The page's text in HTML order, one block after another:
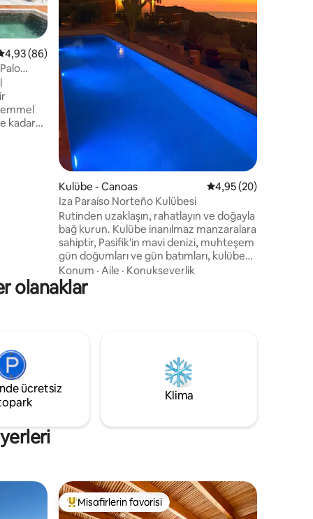
üzerinden ortalama 4,93 puan, 86 değerlendirme
4,93 (86)
kadar
Kulübe - Canoas 5 üzerinden
4,95 (20)
Iza Paraíso Norteño Kulübesi
Rutinden uzaklaşın, rahatlayın ve doğayla
bağ kurun. Kulübe inanılmaz manzaralara
sahiptir, Pasifik'in mavi denizi, muhteşem
gün doğumları ve gün batımları, kulübe
çok rahat, ferah ve havadar, havuzu
vardır ve yoga için harikadır. Etrafımız
Palos Santos ormanıyla çevrili, Sahile çok
ediyoruz, sizi bekliyoruz.
Konum · Aile · Konukseverlik
olanaklar
ücretsiz
Klima
Misafirlerin favorilerinden en beğenilenler arasında
Misafirlerin favorisi